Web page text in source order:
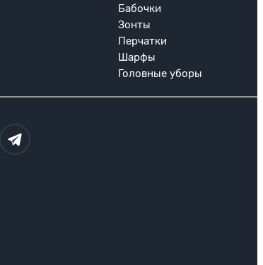
Бабочки
Зонты
Перчатки
Шарфы
Головные уборы